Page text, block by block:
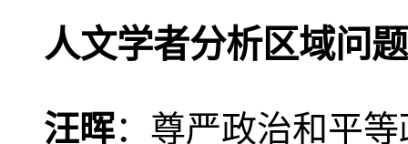
人文学者分析区域问题
汪晖：尊严政治和平